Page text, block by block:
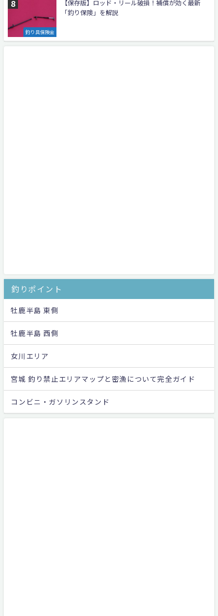
釣り具保険金
【保存版】ロッド・リール破損！補償が効く最新
「釣り保険」を解説
釣りポイント
牡鹿半島 東側
牡鹿半島 西側
女川エリア
宮城 釣り禁止エリアマップと密漁について完全ガイド
コンビニ・ガソリンスタンド